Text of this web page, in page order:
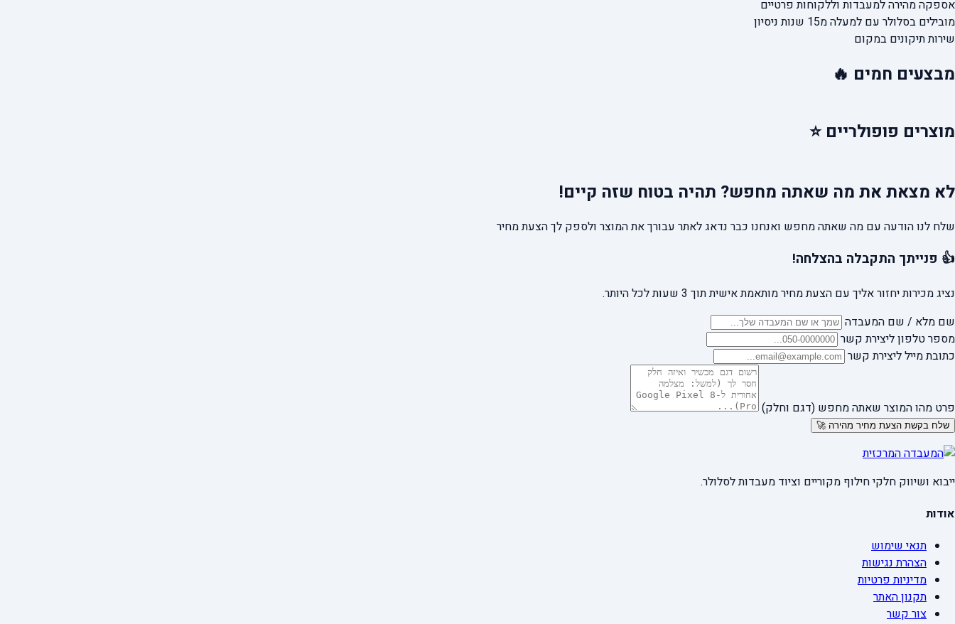
אספקה מהירהלמעבדות וללקוחות פרטיים
מובילים בסלולר עם למעלה מ15 שנות ניסיון
שירות תיקונים במקום
מבצעים חמים 🔥
מוצרים פופולריים ⭐
לא מצאת את מה שאתה מחפש? תהיה בטוח שזה קיים!
שלח לנו הודעה עם מה שאתה מחפש ואנחנו כבר נדאג לאתר עבורך את המוצר ולספק לך הצעת מחיר
👍 פנייתך התקבלה בהצלחה!
נציג מכירות יחזור אליך עם הצעת מחיר מותאמת אישית תוך 3 שעות לכל היותר.
שם מלא / שם המעבדה
מספר טלפון ליצירת קשר
כתובת מייל ליצירת קשר
פרט מהו המוצר שאתה מחפש (דגם וחלק)
שלח בקשת הצעת מחיר מהירה 🚀
ייבוא ושיווק חלקי חילוף מקוריים וציוד מעבדות לסלולר.
אודות
תנאי שימוש
הצהרת נגישות
מדיניות פרטיות
תקנון האתר
צור קשר